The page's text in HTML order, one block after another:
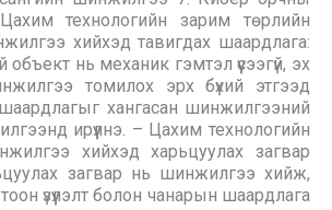
технологийн зарим төрлийн
хийхэд тавигдах шаардлага:
нь механик гэмтэл үүсээгүй, эх
томилох эрх бүхий этгээд
хангасан шинжилгээний
ирүүлнэ. – Цахим технологийн
хийхэд харьцуулах загвар
загвар нь шинжилгээ хийж,
үзүүлэлт болон чанарын шаардлага